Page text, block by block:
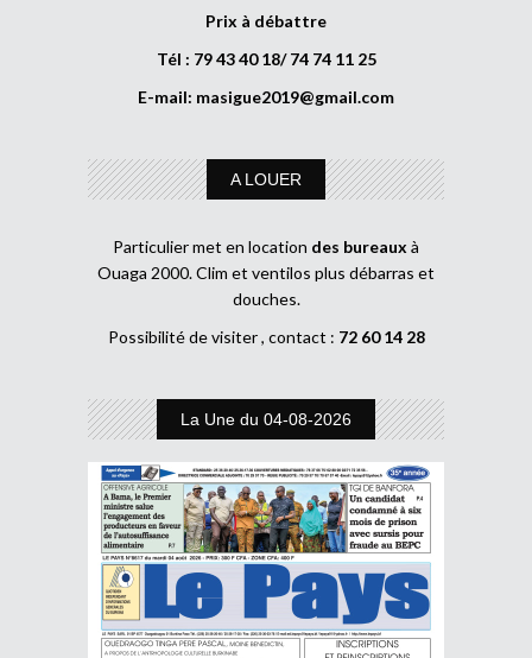
Prix à débattre
Tél : 79 43 40 18/ 74 74 11 25
E-mail: masigue2019@gmail.com
A LOUER
Particulier met en location des bureauxà
Ouaga 2000. Clim et ventilos plus débarras et
douches.
Possibilité de visiter , contact : 72 60 14 28
La Une du 04-08-2026